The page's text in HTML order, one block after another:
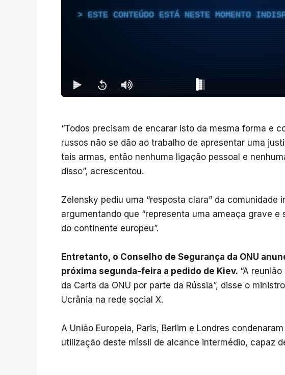
ESTE CONTEÚDO ESTÁ NESTE MOMENTO
“Todos precisam de encarar isto da mesma forma e
russos não se dão ao trabalho de apresentar uma
tais armas, então nenhuma ligação pessoal e
disso”, acrescentou.
Zelensky pediu uma “resposta clara” da comunidade
argumentando que “representa uma ameaça grave
do continente europeu”.
Entretanto, o Conselho de Segurança da ONU
próxima segunda-feira a pedido de Kiev. “A
da Carta da ONU por parte da Rússia”, disse o
Ucrânia na rede social X.
A União Europeia, Paris, Berlim e Londres
utilização deste míssil de alcance intermédio, capaz